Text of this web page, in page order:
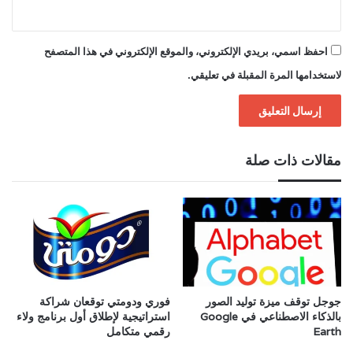
احفظ اسمي، بريدي الإلكتروني، والموقع الإلكتروني في هذا المتصفح
لاستخدامها المرة المقبلة في تعليقي.
مقالات ذات صلة
جوجل توقف ميزة توليد الصور
بالذكاء الاصطناعي في Google
Earth
فوري ودومتي توقعان شراكة
استراتيجية لإطلاق أول برنامج ولاء
رقمي متكامل